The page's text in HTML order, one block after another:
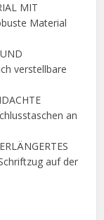
MIT
Material
verstellbare
an
auf der